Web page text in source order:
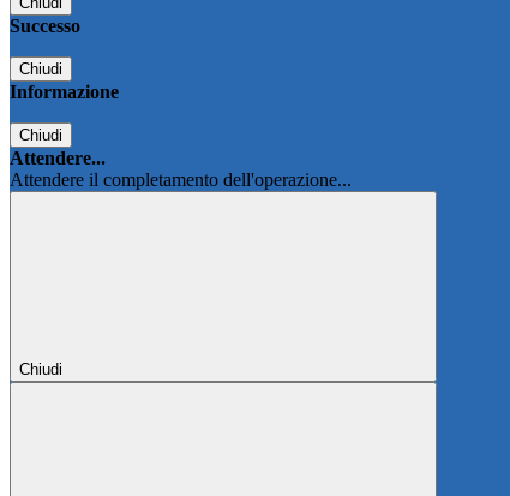
Successo
Chiudi
Informazione
Chiudi
Attendere...
Attendere il completamento dell'operazione...
Chiudi